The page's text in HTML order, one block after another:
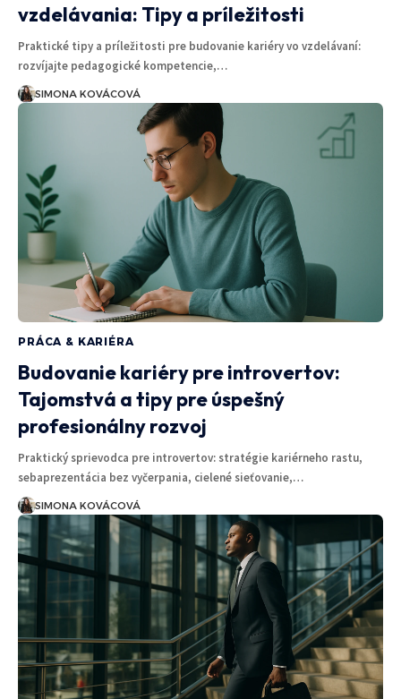
vzdelávania: Tipy a príležitosti
Praktické tipy a príležitosti pre budovanie kariéry vo vzdelávaní:
rozvíjajte pedagogické kompetencie,…
SIMONA KOVÁCOVÁ
PRÁCA & KARIÉRA
Budovanie kariéry pre introvertov:
Tajomstvá a tipy pre úspešný
profesionálny rozvoj
Praktický sprievodca pre introvertov: stratégie kariérneho rastu,
sebaprezentácia bez vyčerpania, cielené sieťovanie,…
SIMONA KOVÁCOVÁ